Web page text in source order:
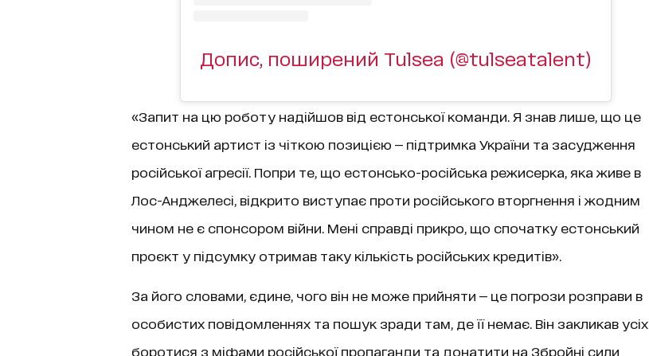
Допис, поширений Tulsea (@tulseatalent)
«Запит на цю роботу надійшов від естонської команди. Я знав лише, що це
естонський артист із чіткою позицією — підтримка України та засудження
російської агресії. Попри те, що естонсько-російська режисерка, яка живе в
Лос-Анджелесі, відкрито виступає проти російського вторгнення і жодним
чином не є спонсором війни. Мені справді прикро, що спочатку естонський
проєкт у підсумку отримав таку кількість російських кредитів».
За його словами, єдине, чого він не може прийняти — це погрози розправи в
особистих повідомленнях та пошук зради там, де її немає. Він закликав усіх
боротися з міфами російської пропаганди та донатити на Збройні сили